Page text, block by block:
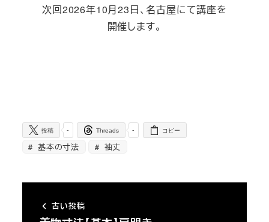
次回2026年10月23日、名古屋にて講座を
開催します。
-
投稿 -
Threads コピー
基本の寸法 袖丈
古い投稿